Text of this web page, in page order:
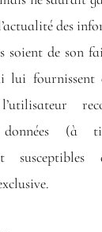
des
soient de son
lui fournissent
l’utilisateur
données (à
susceptibles